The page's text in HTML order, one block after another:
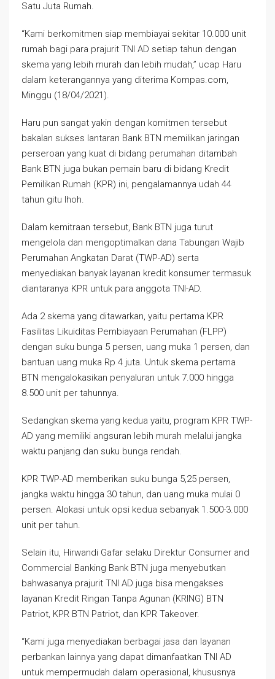
Satu Juta Rumah.
“Kami berkomitmen siap membiayai sekitar 10.000 unit
rumah bagi para prajurit TNI AD setiap tahun dengan
skema yang lebih murah dan lebih mudah,” ucap Haru
dalam keterangannya yang diterima Kompas.com,
Minggu (18/04/2021).
Haru pun sangat yakin dengan komitmen tersebut
bakalan sukses lantaran Bank BTN memilikan jaringan
perseroan yang kuat di bidang perumahan ditambah
Bank BTN juga bukan pemain baru di bidang Kredit
Pemilikan Rumah (KPR) ini, pengalamannya udah 44
tahun gitu lhoh.
Dalam kemitraan tersebut, Bank BTN juga turut
mengelola dan mengoptimalkan dana Tabungan Wajib
Perumahan Angkatan Darat (TWP-AD) serta
menyediakan banyak layanan kredit konsumer termasuk
diantaranya KPR untuk para anggota TNI-AD.
Ada 2 skema yang ditawarkan, yaitu pertama KPR
Fasilitas Likuiditas Pembiayaan Perumahan (FLPP)
dengan suku bunga 5 persen, uang muka 1 persen, dan
bantuan uang muka Rp 4 juta. Untuk skema pertama
BTN mengalokasikan penyaluran untuk 7.000 hingga
8.500 unit per tahunnya.
Sedangkan skema yang kedua yaitu, program KPR TWP-
AD yang memiliki angsuran lebih murah melalui jangka
waktu panjang dan suku bunga rendah.
KPR TWP-AD memberikan suku bunga 5,25 persen,
jangka waktu hingga 30 tahun, dan uang muka mulai 0
persen. Alokasi untuk opsi kedua sebanyak 1.500-3.000
unit per tahun.
Selain itu, Hirwandi Gafar selaku Direktur Consumer and
Commercial Banking Bank BTN juga menyebutkan
bahwasanya prajurit TNI AD juga bisa mengakses
layanan Kredit Ringan Tanpa Agunan (KRING) BTN
Patriot, KPR BTN Patriot, dan KPR Takeover.
“Kami juga menyediakan berbagai jasa dan layanan
perbankan lainnya yang dapat dimanfaatkan TNI AD
untuk mempermudah dalam operasional, khususnya